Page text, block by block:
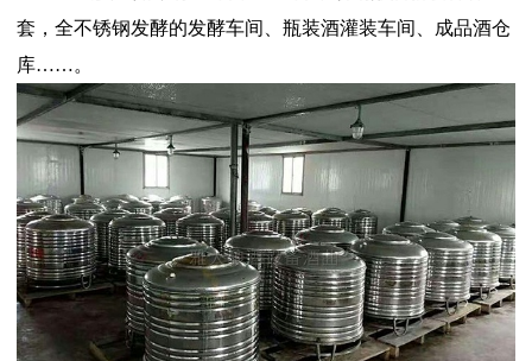
套，全不锈钢发酵的发酵车间、瓶装酒灌装车间、成品酒仓
库……。